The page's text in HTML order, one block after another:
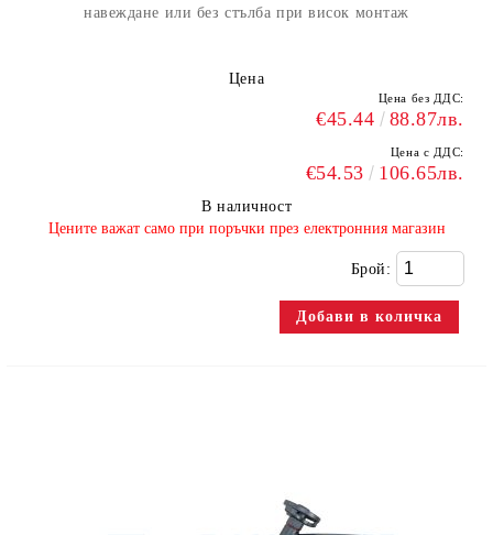
навеждане или без стълба при висок монтаж
Цена
Цена без ДДС:
€45.44 88.87лв.
Цена с ДДС:
€54.53 106.65лв.
В наличност
​Цените важат само при поръчки през електронния магазин
Брой: